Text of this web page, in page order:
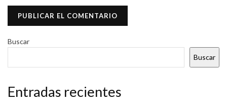
Buscar
Buscar
Entradas recientes